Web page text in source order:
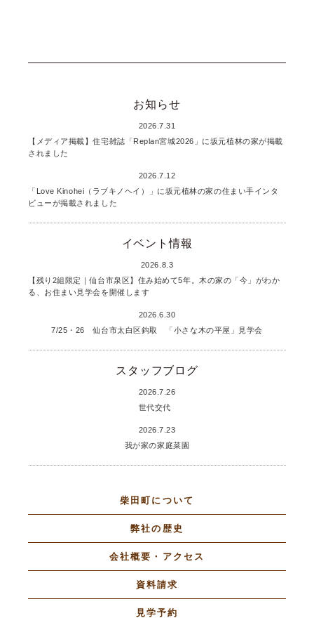
お知らせ
2026.7.31
【メディア掲載】住宅雑誌「Replan宮城2026」に坂元植林の家が掲載
されました
2026.7.12
「Love Kinohei（ラブキノヘイ）」に坂元植林の家の住まい手インタ
ビューが掲載されました
イベント情報
2026.8.3
【残り2組限定｜仙台市泉区】住み始めて5年。木の家の「今」がわか
る、お住まい見学会を開催します
2026.6.30
7/25・26 仙台市太白区鈎取 「小さな木の平屋」見学会
スタッフブログ
2026.7.26
世代交代
2026.7.23
我が家の家庭菜園
柴田町について
弊社の歴史
会社概要・アクセス
資料請求
見学予約